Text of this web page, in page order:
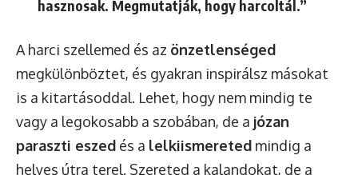
hasznosak. Megmutatják, hogy harcoltál.”
A harci szellemed és az önzetlenséged
megkülönböztet, és gyakran inspirálsz másokat
is a kitartásoddal. Lehet, hogy nem mindig te
vagy a legokosabb a szobában, de a józan
paraszti eszed és a lelkiismereted mindig a
helyes útra terel. Szereted a kalandokat, de a